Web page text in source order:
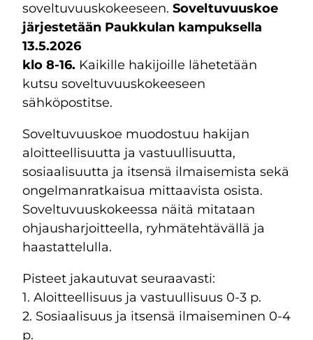
soveltuvuuskokeeseen. Soveltuvuuskoe
järjestetään Paukkulan kampuksella
13.5.2026
klo 8-16. Kaikille hakijoille lähetetään
kutsu soveltuvuuskokeeseen
sähköpostitse.
Soveltuvuuskoe muodostuu hakijan
aloitteellisuutta ja vastuullisuutta,
sosiaalisuutta ja itsensä ilmaisemista sekä
ongelmanratkaisua mittaavista osista.
Soveltuvuuskokeessa näitä mitataan
ohjausharjoitteella, ryhmätehtävällä ja
haastattelulla.
Pisteet jakautuvat seuraavasti:
1. Aloitteellisuus ja vastuullisuus 0-3 p.
2. Sosiaalisuus ja itsensä ilmaiseminen 0-4
p.